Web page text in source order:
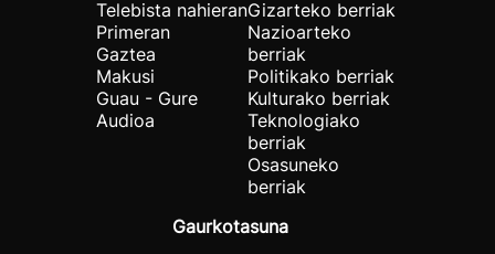
Telebista nahieran
Primeran
Gaztea
Makusi
Guau - Gure
Audioa
Gizarteko berriak
Nazioarteko
berriak
Politikako berriak
Kulturako berriak
Teknologiako
berriak
Osasuneko
berriak
Gaurkotasuna